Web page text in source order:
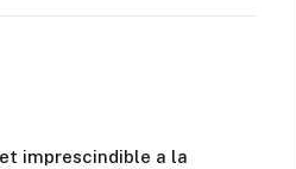
imprescindible a la